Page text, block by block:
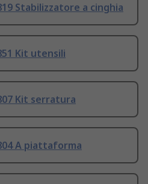
Stabilizzatore a cinghia
Kit utensili
Kit serratura
A piattaforma